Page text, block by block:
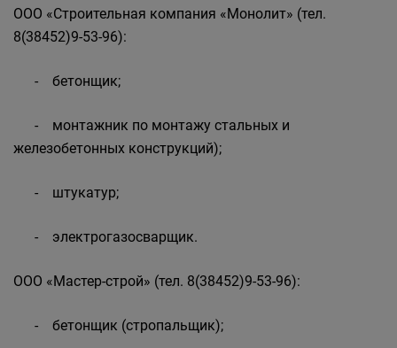
ООО «Строительная компания «Монолит» (тел.
8(38452)9-53-96):
- бетонщик;
- монтажник по монтажу стальных и
железобетонных конструкций);
- штукатур;
- электрогазосварщик.
ООО «Мастер-строй» (тел. 8(38452)9-53-96):
- бетонщик (стропальщик);